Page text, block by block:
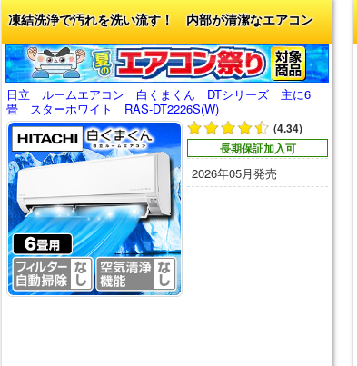
凍結洗浄で汚れを洗い流す！ 内部が清潔なエアコン
日立 ルームエアコン 白くまくん DTシリーズ 主に6
畳 スターホワイト RAS-DT2226S(W)
(4.34)
長期保証加入可
2026年05月発売